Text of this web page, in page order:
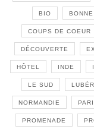
BIO
COUPS DE COEUR
DÉCOUVERTE
HÔTEL INDE
LE SUD
NORMANDIE
PROMENADE